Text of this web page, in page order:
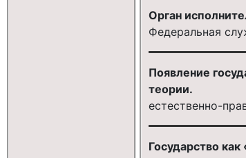
Орган
Федеральная
Появление
теории.
естественно-
Государство